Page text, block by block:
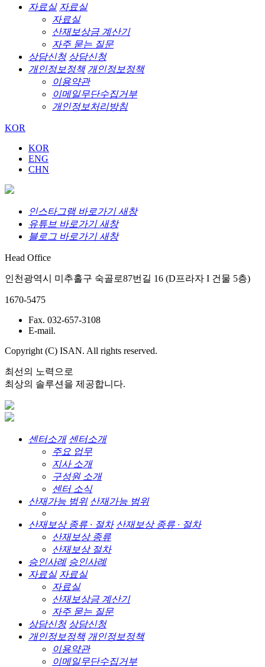
자료실 자료실
자료실
산재보상금 계산기
자주 묻는 질문
상담신청 상담신청
개인정보정책 개인정보정책
이용약관
이메일무단수집거부
개인정보처리방침
KOR
KOR
ENG
CHN
인스타그램 바로가기 새창
유튜브 바로가기 새창
블로그 바로가기 새창
Head Office
인천광역시 미추홀구 숙골로87번길 16 (D프라자 I 건물 5층)
1670-5475
Fax. 032-657-3108
E-mail.
Copyright (C) ISAN. All rights reserved.
최선의 노력으로
최상의 솔루션을 제공합니다.
센터소개 센터소개
주요 업무
지사 소개
구성원 소개
센터 소식
산재가능 범위 산재가능 범위
산재보상 종류 · 절차 산재보상 종류 · 절차
산재보상 종류
산재보상 절차
승인사례 승인사례
자료실 자료실
자료실
산재보상금 계산기
자주 묻는 질문
상담신청 상담신청
개인정보정책 개인정보정책
이용약관
이메일무단수집거부